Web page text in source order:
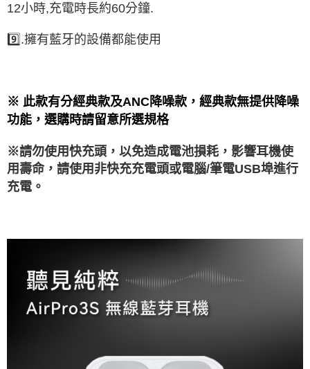
12小時,充電時長約60分鐘.
9️⃣.擁有藍牙的設備都能使用
※ 此款有分經典款及ANC降噪款，經典款無提供降噪
功能，選購時請留意所選規格
※請勿使用快充頭，以免造成電池損耗，影響耳機使
用壽命，請使用非快充充電頭或電腦/筆電USB埠進行
充電。